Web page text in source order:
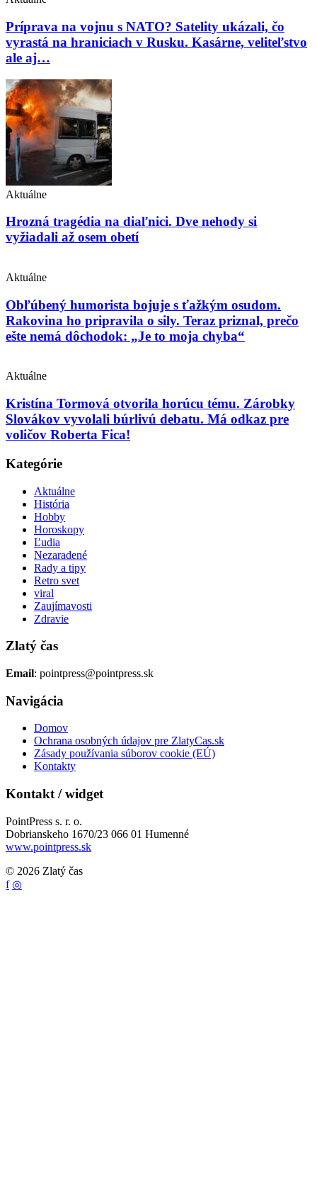
Príprava na vojnu s NATO? Satelity ukázali, čo
vyrastá na hraniciach v Rusku. Kasárne, veliteľstvo
ale aj…
Aktuálne
Hrozná tragédia na diaľnici. Dve nehody si
vyžiadali až osem obetí
Aktuálne
Obľúbený humorista bojuje s ťažkým osudom.
Rakovina ho pripravila o sily. Teraz priznal, prečo
ešte nemá dôchodok: „Je to moja chyba“
Aktuálne
Kristína Tormová otvorila horúcu tému. Zárobky
Slovákov vyvolali búrlivú debatu. Má odkaz pre
voličov Roberta Fica!
Kategórie
Aktuálne
História
Hobby
Horoskopy
Ľudia
Nezaradené
Rady a tipy
Retro svet
viral
Zaujímavosti
Zdravie
Zlatý čas
Email: pointpress@pointpress.sk
Navigácia
Domov
Ochrana osobných údajov pre ZlatyCas.sk
Zásady používania súborov cookie (EÚ)
Kontakty
Kontakt / widget
PointPress s. r. o.
Dobrianskeho 1670/23 066 01 Humenné
www.pointpress.sk
© 2026 Zlatý čas
f ◎